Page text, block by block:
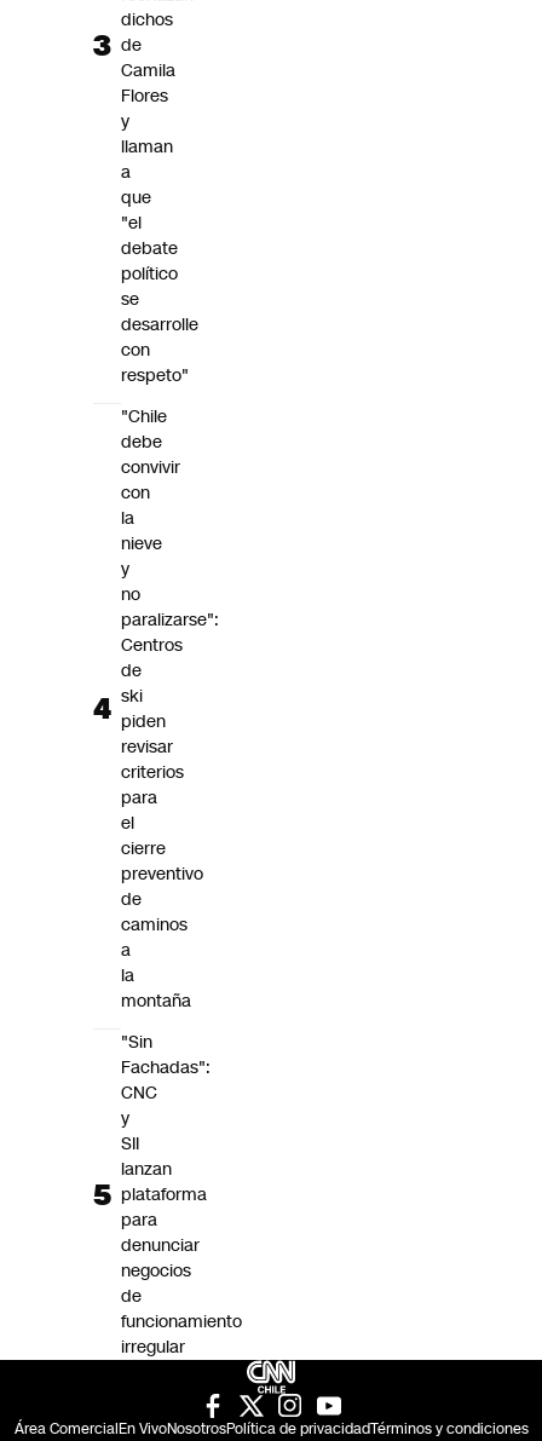
dichos
de
Camila
Flores
y
llaman
a
que
"el
debate
político
se
desarrolle
con
respeto"
"Chile
debe
convivir
con
la
nieve
y
no
paralizarse":
Centros
de
ski
piden
revisar
criterios
para
el
cierre
preventivo
de
caminos
a
la
montaña
"Sin
Fachadas":
CNC
y
SII
lanzan
plataforma
para
denunciar
negocios
de
funcionamiento
irregular
Área ComercialEn VivoNosotrosPolítica de privacidadTérminos y condiciones